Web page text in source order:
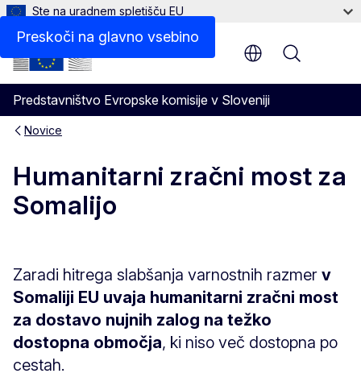
Preskoči na glavno vsebino
Ste na uradnem spletišču EU
Predstavništvo Evropske komisije v Sloveniji
Menu
Novice
Humanitarni zračni most za
Somalijo
Zaradi hitrega slabšanja varnostnih razmer v
Somaliji EU uvaja humanitarni zračni most
za dostavo nujnih zalog na težko
dostopna območja, ki niso več dostopna po
cestah.